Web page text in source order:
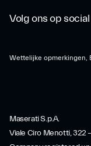
Volg ons op
Wettelijke opmerkingen,
Maserati S.p.A.
Viale Ciro Menotti, 322